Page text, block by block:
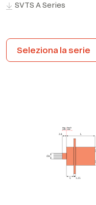
SVTS A Series